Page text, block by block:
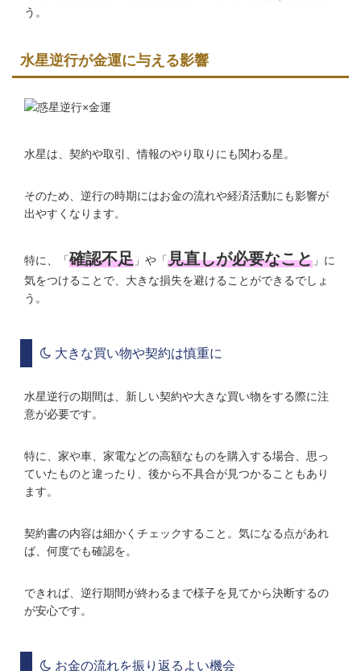
う。
水星逆行が金運に与える影響
水星は、契約や取引、情報のやり取りにも関わる星。
そのため、逆行の時期にはお金の流れや経済活動にも影響が
出やすくなります。
特に、「確認不足 」や「見直しが必要なこと 」に
気をつけることで、大きな損失を避けることができるでしょ
う。
大きな買い物や契約は慎重に
水星逆行の期間は、新しい契約や大きな買い物をする際に注
意が必要です。
特に、家や車、家電などの高額なものを購入する場合、思っ
ていたものと違ったり、後から不具合が見つかることもあり
ます。
契約書の内容は細かくチェックすること。気になる点があれ
ば、何度でも確認を。
できれば、逆行期間が終わるまで様子を見てから決断するの
が安心です。
お金の流れを振り返るよい機会